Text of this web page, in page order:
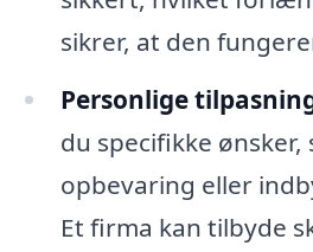
sikrer, at den
Personlige
du specifikke ønsker,
opbevaring eller
Et firma kan tilbyde